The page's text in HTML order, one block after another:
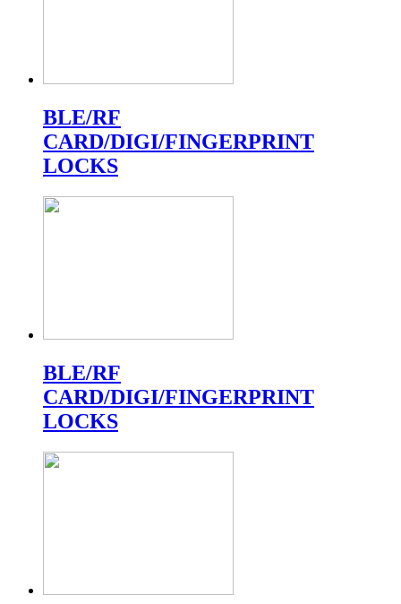
BLE/RF
CARD/DIGI/FINGERPRINT
LOCKS
BLE/RF
CARD/DIGI/FINGERPRINT
LOCKS